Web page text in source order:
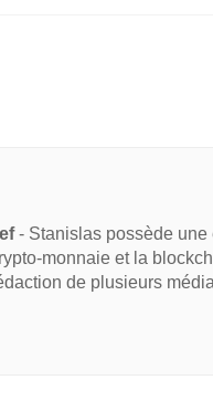
- Stanislas possède une
monnaie et la
de plusieurs